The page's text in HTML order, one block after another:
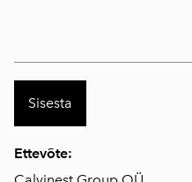
Ettevõte: